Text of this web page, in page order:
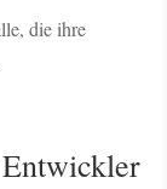
die ihre